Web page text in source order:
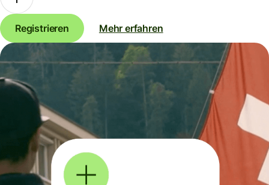
Registrieren Mehr erfahren